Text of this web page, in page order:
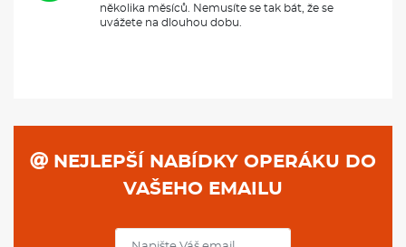
několika měsíců. Nemusíte se tak bát, že se
uvážete na dlouhou dobu.
NEJLEPŠÍ NABÍDKY OPERÁKU DO
VAŠEHO EMAILU